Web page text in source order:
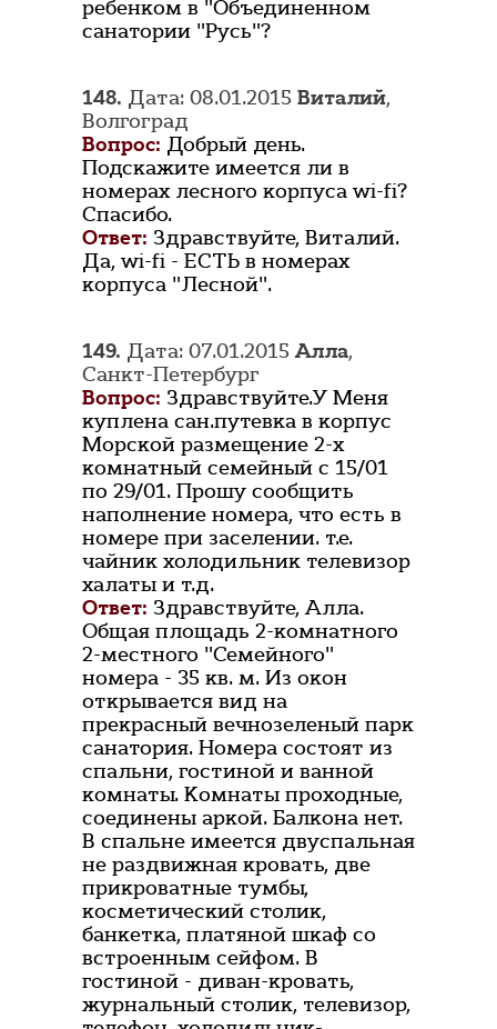
ребенком в "Объединенном
санатории "Русь"?
148. Дата: 08.01.2015 Виталий,
Волгоград
Вопрос: Добрый день.
Подскажите имеется ли в
номерах лесного корпуса wi-fi?
Спасибо.
Ответ: Здравствуйте, Виталий.
Да, wi-fi - ЕСТЬ в номерах
корпуса "Лесной".
149. Дата: 07.01.2015Алла,
Санкт-Петербург
Вопрос: Здравствуйте.У Меня
куплена сан.путевка в корпус
Морской размещение 2-х
комнатный семейный с 15/01
по 29/01. Прошу сообщить
наполнение номера, что есть в
номере при заселении. т.е.
чайник холодильник телевизор
халаты и т.д.
Ответ: Здравствуйте, Алла.
Общая площадь 2-комнатного
2-местного "Семейного"
номера - 35 кв. м. Из окон
открывается вид на
прекрасный вечнозеленый парк
санатория. Номера состоят из
спальни, гостиной и ванной
комнаты. Комнаты проходные,
соединены аркой. Балкона нет.
В спальне имеется двуспальная
не раздвижная кровать, две
прикроватные тумбы,
косметический столик,
банкетка, платяной шкаф со
встроенным сейфом. В
гостиной - диван-кровать,
журнальный столик, телевизор,